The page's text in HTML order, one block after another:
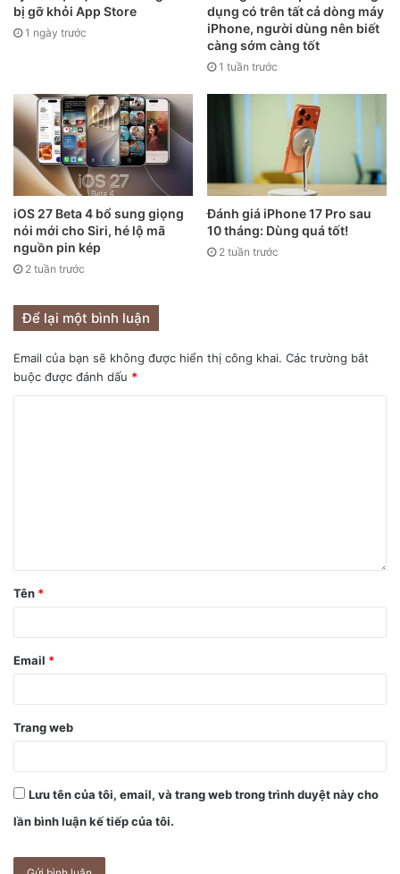
bị gỡ khỏi App Store
1 ngày trước
dụng có trên tất cả dòng máy
iPhone, người dùng nên biết
càng sớm càng tốt
1 tuần trước
iOS 27 Beta 4 bổ sung giọng
nói mới cho Siri, hé lộ mã
nguồn pin kép
2 tuần trước
Đánh giá iPhone 17 Pro sau
10 tháng: Dùng quá tốt!
2 tuần trước
Để lại một bình luận
Email của bạn sẽ không được hiển thị công khai. Các trường bắt
buộc được đánh dấu *
Tên *
Email *
Trang web
Lưu tên của tôi, email, và trang web trong trình duyệt này cho
lần bình luận kế tiếp của tôi.